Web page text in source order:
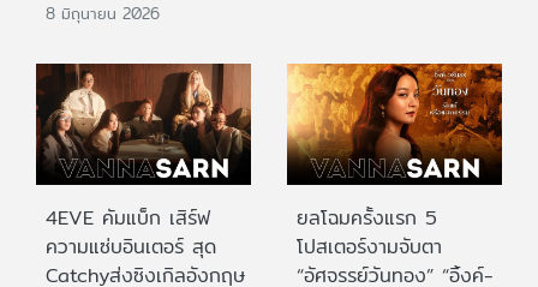
8 มิถุนายน 2026
4EVE คัมแบ็ก เสิร์ฟ
ความแซ่บอินเตอร์ สุด
Catchyส่งซิงเกิลอังกฤษ
ยลโฉมครั้งแรก 5
โปสเตอร์งามจับตา
“อัศจรรย์วันทอง” “อิ้งค์-